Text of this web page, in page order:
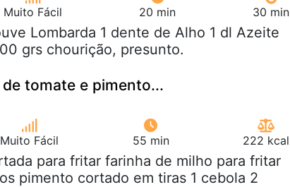
Muito Fácil 20 min 30 min
Lombarda 1 dente de Alho 1 dl Azeite
grs chourição, presunto.
tomate e pimento...
Muito Fácil 55 min 222 kcal
para fritar farinha de milho para fritar
pimento cortado em tiras 1 cebola 2